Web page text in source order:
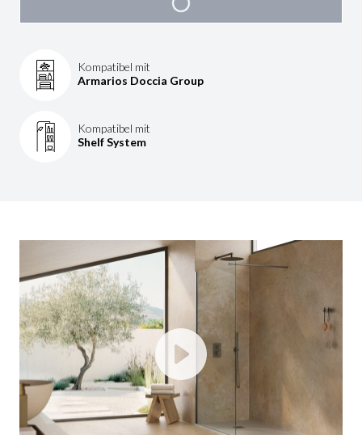
Kompatibel mit
Armarios Doccia Group
Kompatibel mit
Shelf System